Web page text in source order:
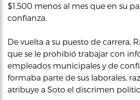
$1,500 menos al mes que en su
confianza.
De vuelta a su puesto de carrera,
que se le prohibió trabajar con
empleados municipales y de
formaba parte de sus laborales,
atribuye a Soto el discrimen